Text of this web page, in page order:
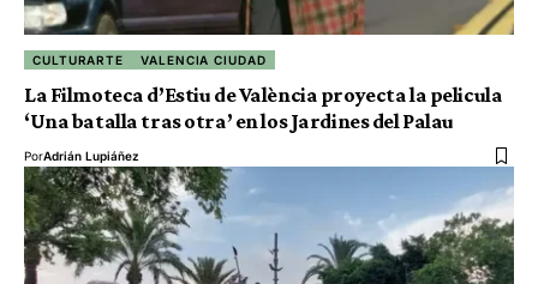
CULTURARTE VALENCIA CIUDAD
La Filmoteca d’Estiu de València proyecta la pelicula
‘Una batalla tras otra’ en los Jardines del Palau
PorAdrián Lupiáñez